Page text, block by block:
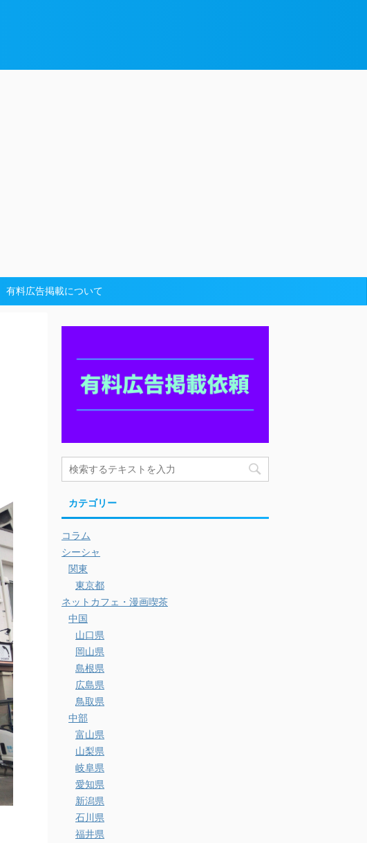
有料広告掲載について
カテゴリー
コラム
シーシャ
関東
東京都
ネットカフェ・漫画喫茶
中国
山口県
岡山県
島根県
広島県
鳥取県
中部
富山県
山梨県
岐阜県
愛知県
新潟県
石川県
福井県